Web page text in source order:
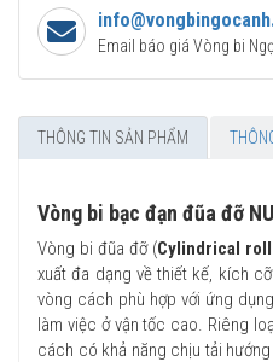
Email báo giá Vòng bi
THÔNG TIN SẢN PHẨM
Vòng bi bạc đạn đũa đỡ
Vòng bi đũa đỡ (Cylindrical
xuất đa dạng về thiết kế, kích
vòng cách phù hợp với ứng
làm việc ở vận tốc cao. Riêng
cách có khả năng chịu tải